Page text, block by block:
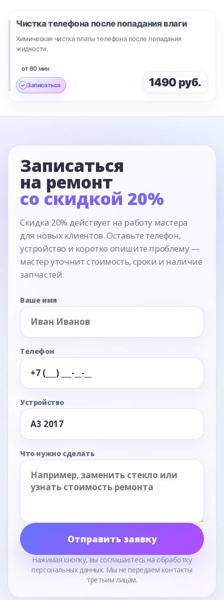
Чистка телефона после попадания влаги
Химическая чистка платы телефона после попадания
жидкости.
от 60 мин
Записаться 1490 руб.
Записаться
на ремонт
со скидкой 20%
Скидка 20% действует на работу мастера
для новых клиентов. Оставьте телефон,
устройство и коротко опишите проблему —
мастер уточнит стоимость, сроки и наличие
запчастей.
Ваше имя
Телефон
Устройство
Что нужно сделать
Отправить заявку
Нажимая кнопку, вы соглашаетесь на обработку
персональных данных. Мы не передаем контакты
третьим лицам.